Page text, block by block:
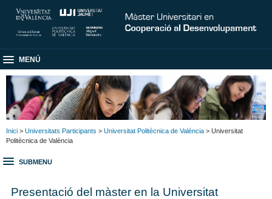
MENÚ
Inici > Universitats Participants > Universitat Politècnica de València > Universitat
Politècnica de València
SUBMENU
Presentació del màster en la Universitat